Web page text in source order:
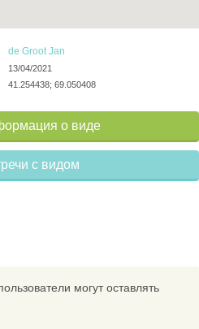
de Groot Jan
13/04/2021
41.254438; 69.050408
о виде
с видом
могут оставлять